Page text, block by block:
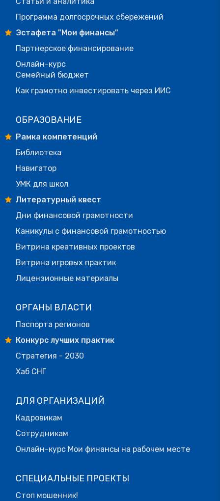
Программа долгосрочных сбережений
Эстафета "Мои финансы"
Партнерское финансирование
Онлайн-курс
Семейный бюджет
Как грамотно инвестировать через ИИС
ОБРАЗОВАНИЕ
Рамка компетенций
Библиотека
Навигатор
УМК для школ
Литературный квест
Дни финансовой грамотности
Каникулы с финансовой грамотностью
Витрина креативных проектов
Витрина игровых практик
Лицензионные материалы
ОРГАНЫ ВЛАСТИ
Паспорта регионов
Конкурс лучших практик
Стратегия - 2030
Хаб СНГ
ДЛЯ ОРГАНИЗАЦИЙ
Кадровикам
Сотрудникам
Онлайн-курс Мои финансы на рабочем месте
СПЕЦИАЛЬНЫЕ ПРОЕКТЫ
Стоп мошенник!